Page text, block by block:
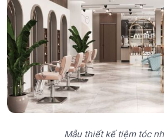
Mẫu thiết kế tiệm tóc